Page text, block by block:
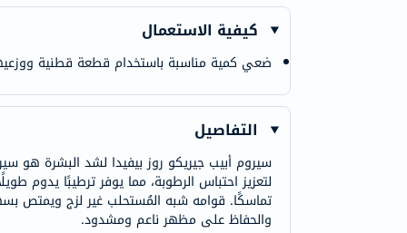
كيفية الاستعمال
ضعي كمية مناسبة باستخدام قطعة قطنية
التفاصيل
سيروم أبيب جيريكو روز بيفيدا لشد البشرة هو
لتعزيز احتباس الرطوبة، مما يوفر ترطيبًا يدوم
تماسكًا. قوامه شبه المُستحلب غير لزج ويمتص
والحفاظ على مظهر ناعم ومشدود.